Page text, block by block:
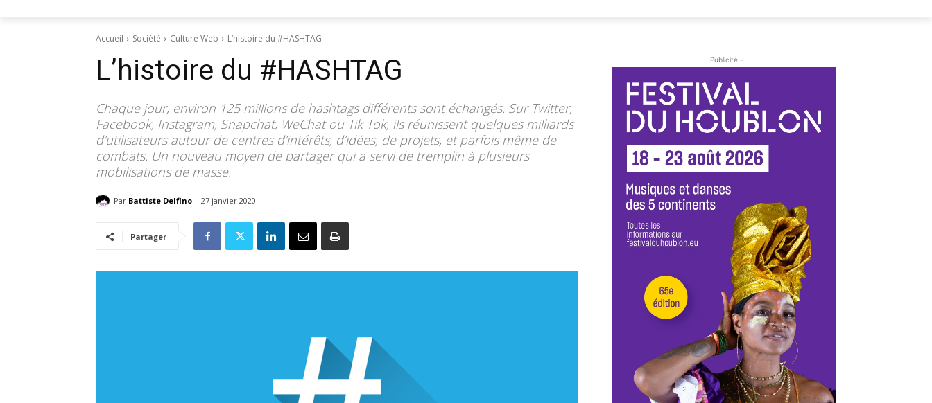
Accueil Société Culture Web L’histoire du #HASHTAG
L’histoire du #HASHTAG
Chaque jour, environ 125 millions de hashtags différents sont échangés. Sur Twitter,
Facebook, Instagram, Snapchat, WeChat ou Tik Tok, ils réunissent quelques milliards
d’utilisateurs autour de centres d’intérêts, d’idées, de projets, et parfois même de
combats. Un nouveau moyen de partager qui a servi de tremplin à plusieurs
mobilisations de masse.
Par Battiste Delfino 27 janvier 2020
Partager
- Publicité -